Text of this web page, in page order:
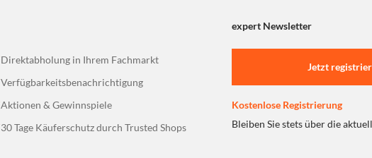
expert Newsletter
Direktabholung in Ihrem Fachmarkt
Verfügbarkeitsbenachrichtigung
Aktionen & Gewinnspiele
30 Tage Käuferschutz durch Trusted Shops
Jetzt
Kostenlose Registrierung
Bleiben Sie stets über die